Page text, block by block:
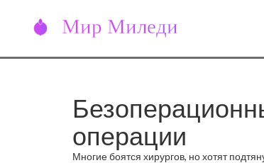
операции
Многие боятся хирургов, но хотят